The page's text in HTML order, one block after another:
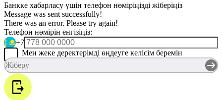
Банкке хабарласу үшін телефон нөміріңізді жіберіңіз
Message was sent successfully!
There was an error. Please try again!
Телефон нөмірін енгізіңіз:
+7
Мен жеке деректерімді өңдеуге келісім беремін
Жіберу